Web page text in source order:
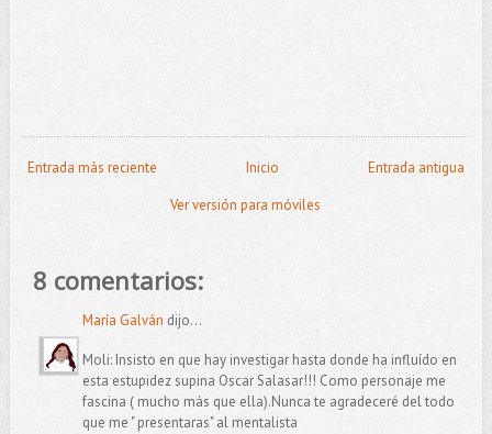
Entrada más reciente Entrada antigua
Inicio
Ver versión para móviles
8 comentarios:
María Galván dijo...
Moli: Insisto en que hay investigar hasta donde ha influído en
esta estupidez supina Oscar Salasar!!! Como personaje me
fascina ( mucho más que ella).Nunca te agradeceré del todo
que me " presentaras" al mentalista